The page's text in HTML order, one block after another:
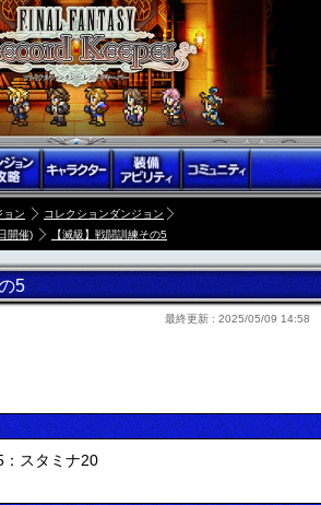
ョン
コレクションダンジョン
開催)
【滅級】戦闘訓練その5
5
最終更新 : 2025/05/09 14:58
：スタミナ20